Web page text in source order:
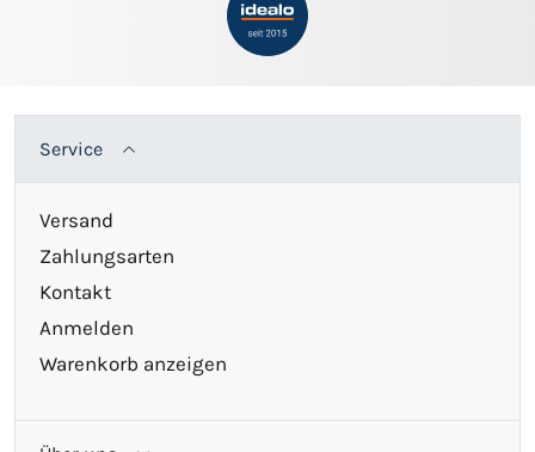
Service
Versand
Zahlungsarten
Kontakt
Anmelden
Warenkorb anzeigen